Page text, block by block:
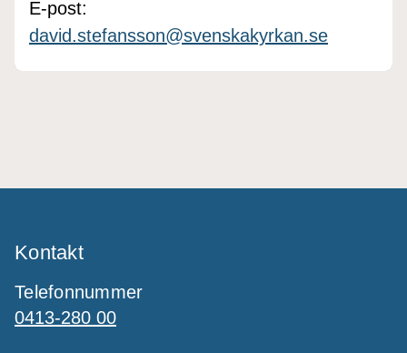
E-post:
david.stefansson@svenskakyrkan.se
Kontakt
Telefonnummer
0413-280 00